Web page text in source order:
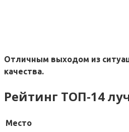
Отличным выходом из
качества.
Рейтинг ТОП-14
Место